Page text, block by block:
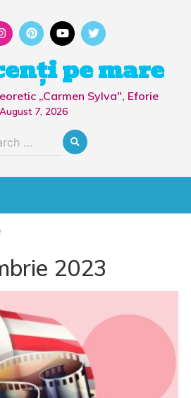
pe mare
„Carmen Sylva", Eforie
August 7, 2026
2023